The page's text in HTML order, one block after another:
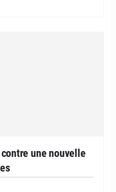
une nouvelle